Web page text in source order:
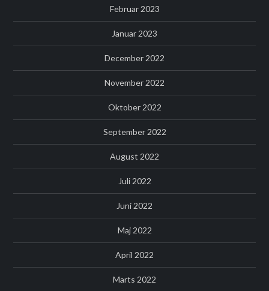
Februar 2023
Januar 2023
December 2022
November 2022
Oktober 2022
September 2022
August 2022
Juli 2022
Juni 2022
Maj 2022
April 2022
Marts 2022